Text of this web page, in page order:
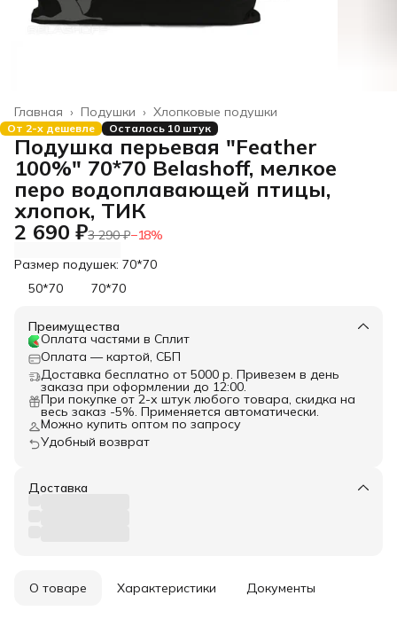
Хлопковые подушки
Подушки ›
Главная ›
От 2-х дешевле Осталось 10 штук
Подушка перьевая "Feather
100%" 70*70 Belashoff, мелкое
перо водоплавающей птицы,
хлопок, ТИК
2 690 ₽3 290 ₽−18%
Размер подушек: 70*70
50*70
70*70
Преимущества
Оплата частями в Сплит
Оплата — картой, СБП
Доставка бесплатно от 5000 р. Привезем в день
заказа при оформлении до 12:00.
При покупке от 2-х штук любого товара, скидка на
весь заказ -5%. Применяется автоматически.
Можно купить оптом по запросу
Удобный возврат
Доставка
О товаре Характеристики Документы